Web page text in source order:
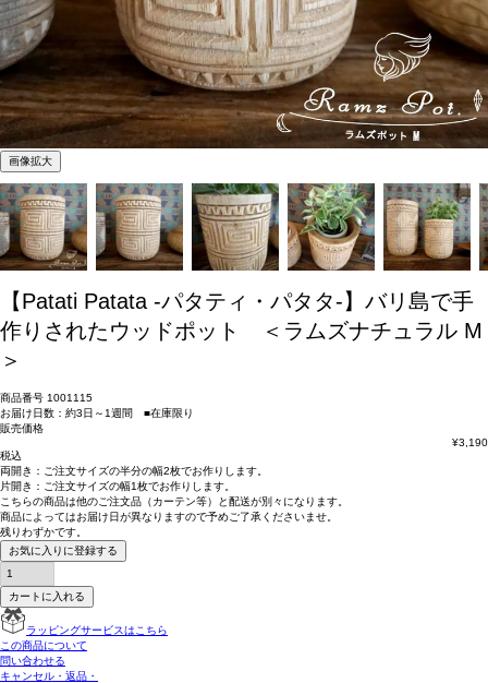
画像拡大
【Patati Patata -パタティ・パタタ-】バリ島で手
作りされたウッドポット ＜ラムズナチュラル M
＞
商品番号 1001115
お届け日数：約3日～1週間 ■在庫限り
販売価格
¥3,190
税込
両開き： ご注文サイズの半分の幅2枚でお作りします。
片開き： ご注文サイズの幅1枚でお作りします。
こちらの商品は他のご注文品（カーテン等）と配送が別々 になります。
商品によってはお届け日が異なりますので予めご了承くださいませ。
残りわずかです。
お気に入りに登録する
カートに入れる
ラッピングサービスはこちら
この商品について
問い合わせる
キャンセル・返品・